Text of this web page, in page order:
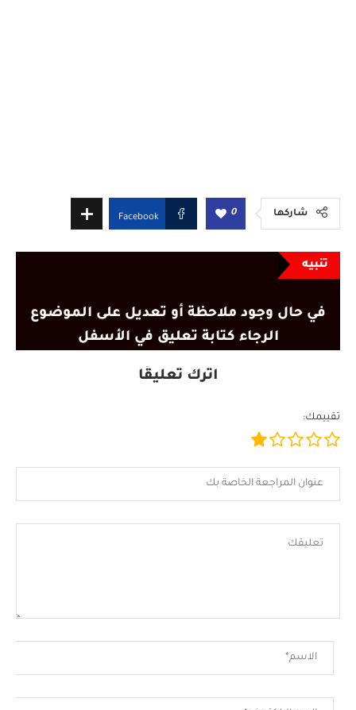
شاركها 0
Facebook
تنبيه
في حال وجود ملاحظة أو تعديل على الموضوع
الرجاء كتابة تعليق في الأسفل
اترك تعليقًا
تقييمك: